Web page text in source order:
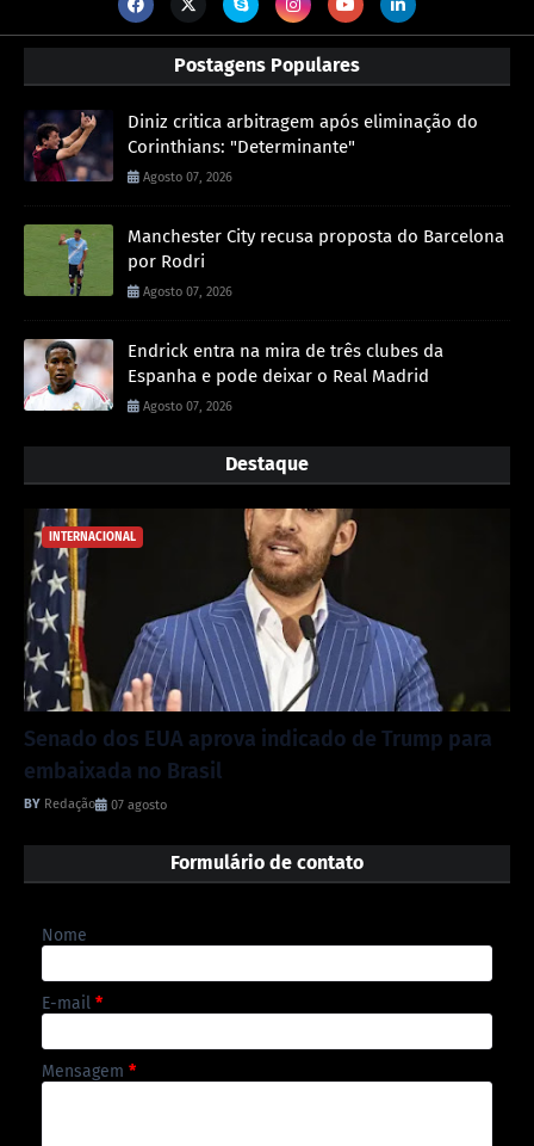
Postagens Populares
Diniz critica arbitragem após eliminação do
Corinthians: "Determinante"
Agosto 07, 2026
Manchester City recusa proposta do Barcelona
por Rodri
Agosto 07, 2026
Endrick entra na mira de três clubes da
Espanha e pode deixar o Real Madrid
Agosto 07, 2026
Destaque
INTERNACIONAL
Senado dos EUA aprova indicado de Trump para
embaixada no Brasil
Redação 07 agosto
Formulário de contato
Nome
E-mail *
Mensagem *